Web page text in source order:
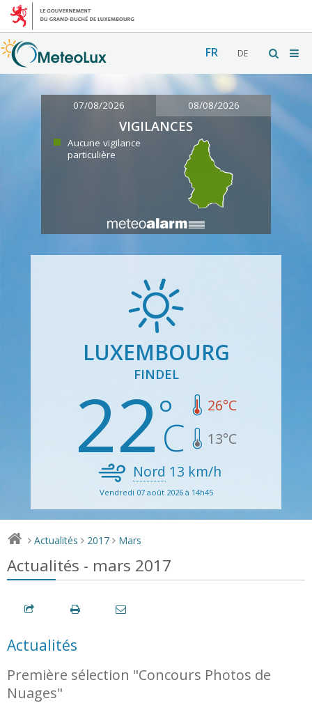
FR DE
07/08/2026 08/08/2026
VIGILANCES
Aucune vigilance
particulière
LUXEMBOURG
FINDEL
22 26°C
13°C
Nord 13 km/h
Vendredi 07 août 2026 à 14h45
> Actualités > 2017 > Mars
Actualités - mars 2017
Actualités
Première sélection "Concours Photos de
Nuages"